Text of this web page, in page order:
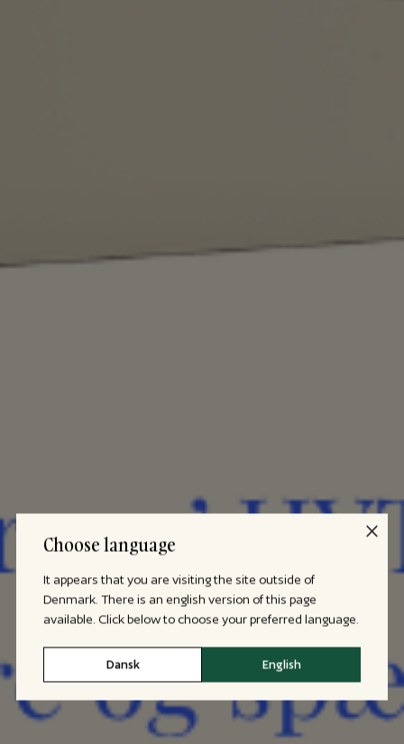
Choose language
It appears that you are visiting the site outside of
Denmark. There is an english version of this page
available. Click below to choose your preferred language.
Dansk English